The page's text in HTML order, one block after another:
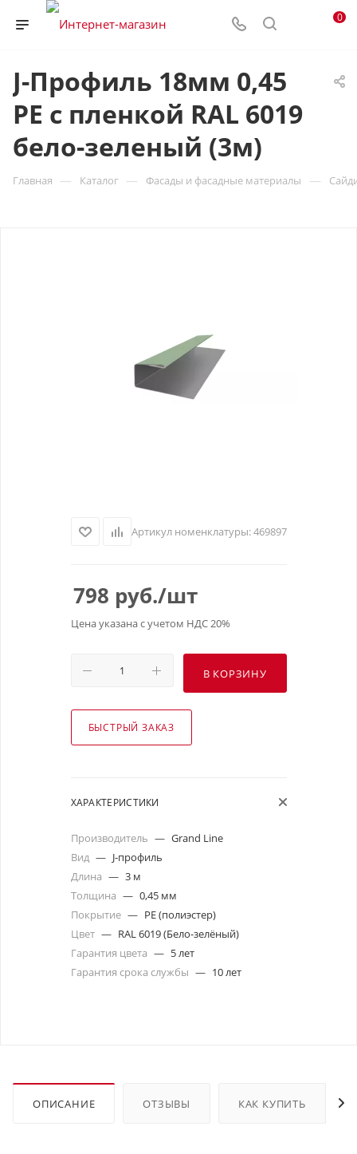
0
J-Профиль 18мм 0,45
PE с пленкой RAL 6019
бело-зеленый (3м)
Главная — Каталог — Фасады и фасадные материалы —
Артикул номенклатуры:469897
798 руб./шт
Цена указана с учетом НДС 20%
В КОРЗИНУ
БЫСТРЫЙ ЗАКАЗ
ХАРАКТЕРИСТИКИ
Производитель — Grand Line
Вид — J-профиль
Длина — 3 м
Толщина — 0,45 мм
Покрытие — PE (полиэстер)
Цвет — RAL 6019 (Бело-зелёный)
Гарантия цвета — 5 лет
Гарантия срока службы — 10 лет
ОПИСАНИЕ ОТЗЫВЫ КАК КУПИТЬ